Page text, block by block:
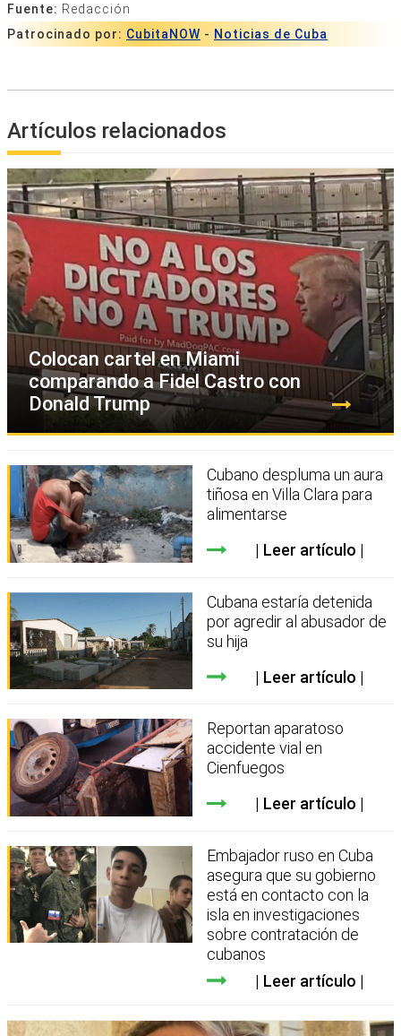
Fuente: Redacción
Patrocinado por: CubitaNOW - Noticias de Cuba
Artículos relacionados
Colocan cartel en Miami
comparando a Fidel Castro con
Donald Trump
Cubano despluma un aura
tiñosa en Villa Clara para
alimentarse
Leer artículo
Cubana estaría detenida
por agredir al abusador de
su hija
Leer artículo
Reportan aparatoso
accidente vial en
Cienfuegos
Leer artículo
Embajador ruso en Cuba
asegura que su gobierno
está en contacto con la
isla en investigaciones
sobre contratación de
cubanos
Leer artículo